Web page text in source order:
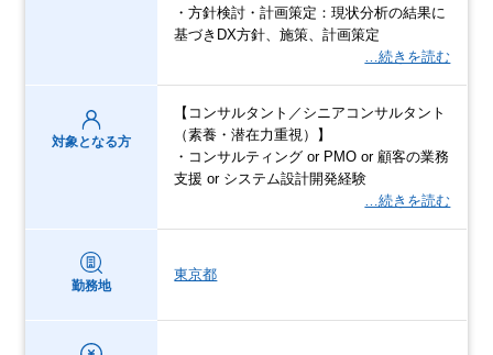
・方針検討・計画策定：現状分析の結果に
基づきDX方針、施策、計画策定
…続きを読む
対象となる方
【コンサルタント／シニアコンサルタント
（素養・潜在力重視）】
・コンサルティング or PMO or 顧客の業務
支援 or システム設計開発経験
…続きを読む
勤務地
東京都